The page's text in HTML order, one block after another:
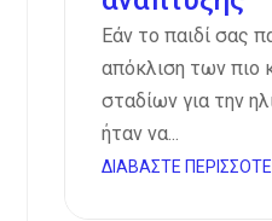
Εάν το παιδί σας
απόκλιση των
σταδίων για την
ήταν να...
ΔΙΑΒΆΣΤΕ